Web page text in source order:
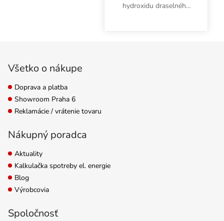
hydroxidu draselného
Všetko o nákupe
Doprava a platba
Showroom Praha 6
Reklamácie / vrátenie tovaru
Nákupný poradca
Aktuality
Kalkulačka spotreby el. energie
Blog
Výrobcovia
Spoločnosť